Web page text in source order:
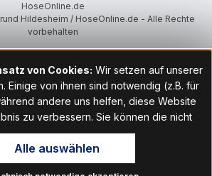
HoseOnline.de
Hildesheim / HoseOnline.de - Alle Rechte
vorbehalten
von Cookies: Wir setzen auf unserer
Einige von ihnen sind notwendig (z.B. für
andere uns helfen, diese Website
zu verbessern. Sie können die nicht
mit Klick auf „OK“ akzeptieren oder per
notwendige akzeptieren" ablehnen. Den
Einstellungen finden Sie im Fußbereich
Alle auswählen